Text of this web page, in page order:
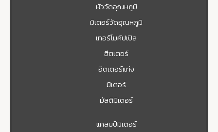
หัววัดอุณหภูมิ
มิเตอร์วัดอุณหภูมิ
เทอร์โมคัปเปิล
ฮีตเตอร์
ฮีตเตอร์แท่ง
มิเตอร์
มัลติมิเตอร์
แคลมป์มิเตอร์